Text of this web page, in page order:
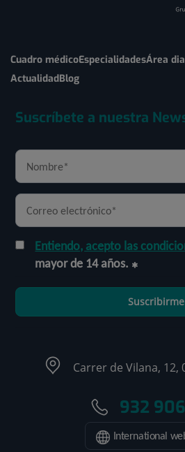
Cuadro médicoEspecialidadesÁrea
ActualidadBlog
Suscríbete a nuestra
Entiendo, acepto las
mayor de 14 años.
Suscribirme
Carrer de Vilana, 12,
932
International